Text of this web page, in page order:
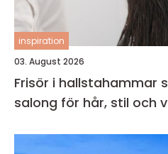
inspiration
03. August 2026
Frisör i hallstahammar så väljer du rätt
salong för hår, stil och